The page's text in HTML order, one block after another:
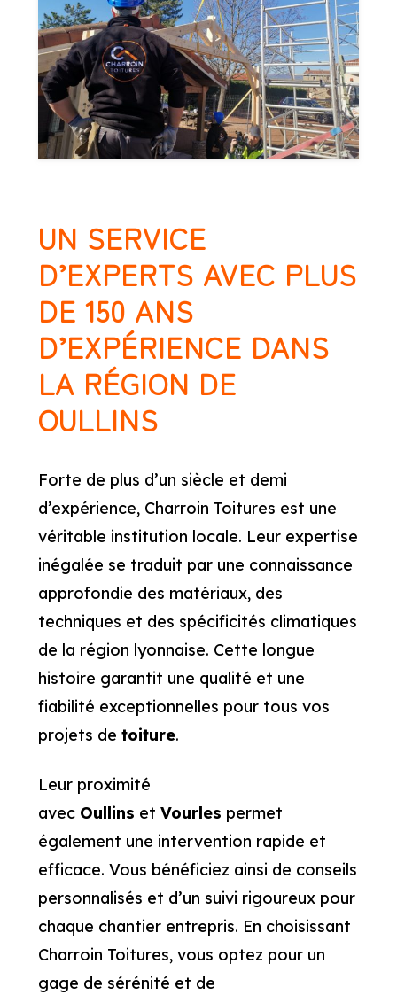
UN SERVICE
D’EXPERTS AVEC PLUS
DE 150 ANS
D’EXPÉRIENCE DANS
LA RÉGION DE
OULLINS
Forte de plus d’un siècle et demi
d’expérience, Charroin Toitures est une
véritable institution locale. Leur expertise
inégalée se traduit par une connaissance
approfondie des matériaux, des
techniques et des spécificités climatiques
de la région lyonnaise. Cette longue
histoire garantit une qualité et une
fiabilité exceptionnelles pour tous vos
projets de toiture.
Leur proximité
avec Oullins et Vourles permet
également une intervention rapide et
efficace. Vous bénéficiez ainsi de conseils
personnalisés et d’un suivi rigoureux pour
chaque chantier entrepris. En choisissant
Charroin Toitures, vous optez pour un
gage de sérénité et de